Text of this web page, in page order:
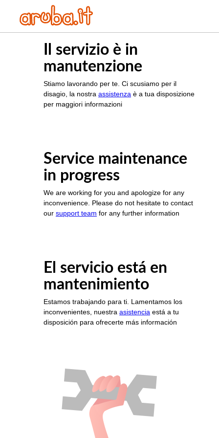
Il servizio è in
manutenzione
Stiamo lavorando per te. Ci scusiamo per il
disagio, la nostra assistenza è a tua disposizione
per maggiori informazioni
Service maintenance
in progress
We are working for you and apologize for any
inconvenience. Please do not hesitate to contact
our support team for any further information
El servicio está en
mantenimiento
Estamos trabajando para ti. Lamentamos los
inconvenientes, nuestra asistencia está a tu
disposición para ofrecerte más información